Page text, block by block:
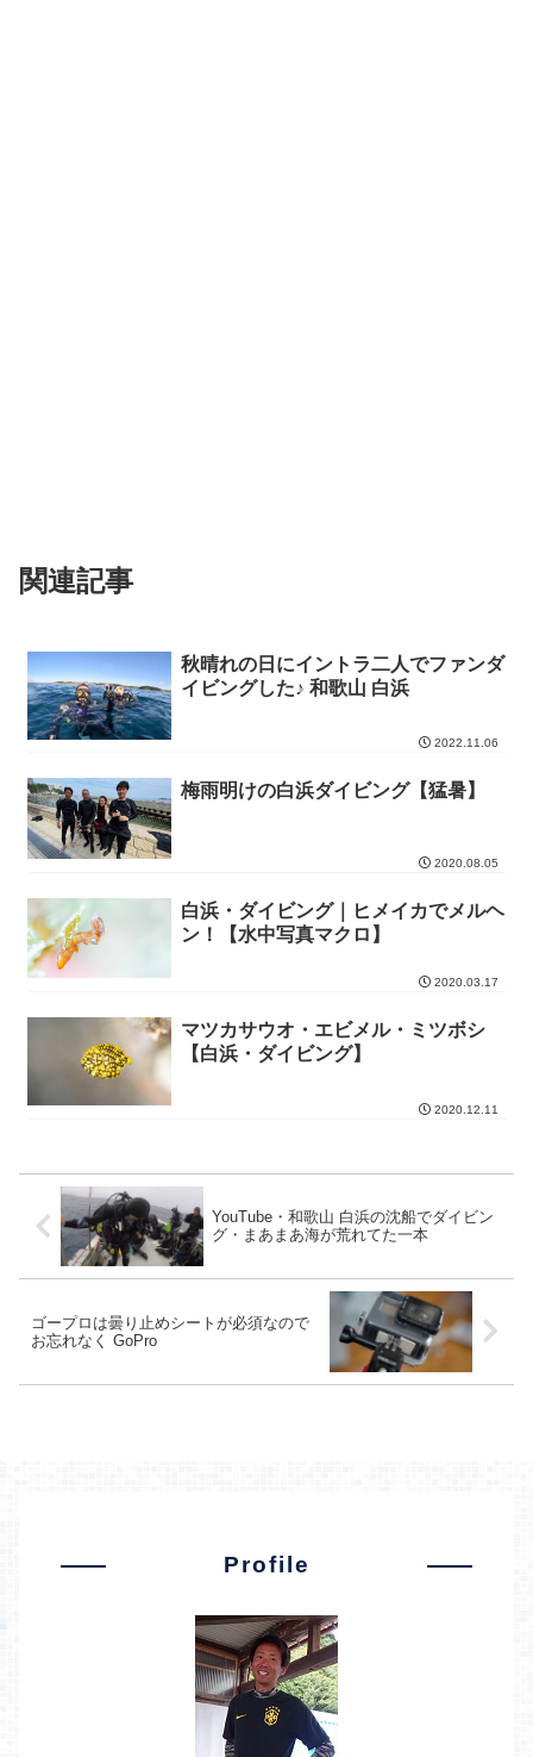
関連記事
秋晴れの日にイントラ二人でファンダ
イビングした♪ 和歌山 白浜
2022.11.06
梅雨明けの白浜ダイビング【猛暑】
2020.08.05
白浜・ダイビング｜ヒメイカでメルヘ
ン！【水中写真マクロ】
2020.03.17
マツカサウオ・エビメル・ミツボシ
【白浜・ダイビング】
2020.12.11
YouTube・和歌山 白浜の沈船でダイビン
グ・まあまあ海が荒れてた一本
ゴープロは曇り止めシートが必須なので
お忘れなく GoPro
Profile